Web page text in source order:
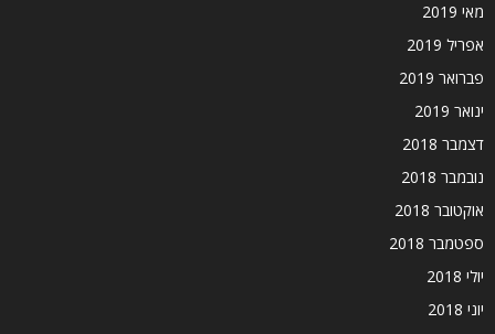
מאי 2019
אפריל 2019
פברואר 2019
ינואר 2019
דצמבר 2018
נובמבר 2018
אוקטובר 2018
ספטמבר 2018
יולי 2018
יוני 2018